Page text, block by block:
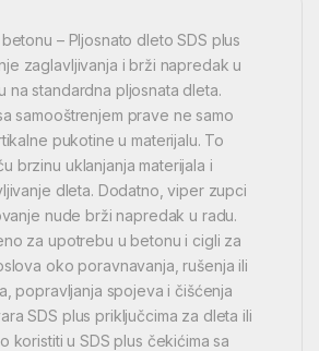
– Pljosnato dleto SDS plus
zaglavljivanja i brži napredak u
na standardna pljosnata dleta.
samooštrenjem prave ne samo
pukotine u materijalu. To
brzinu uklanjanja materijala i
dleta. Dodatno, viper zupci
nude brži napredak u radu.
za upotrebu u betonu i cigli za
oko poravnavanja, rušenja ili
popravljanja spojeva i čišćenja
SDS plus priključcima za dleta ili
koristiti u SDS plus čekićima sa